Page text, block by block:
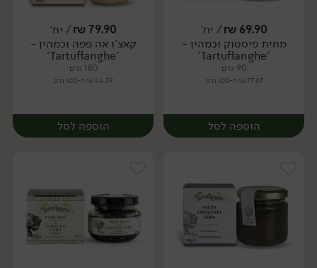
יח׳ יח׳
69.90
₪/ יח׳
מחית פיסטוק וכמהין -
'Tartuflanghe'
90 גרם
77.67 ₪ ל-100 גרם
הוספה לסל
79.90
₪/ יח׳
קאצ'ו אה פפה וכמהין -
'Tartuflanghe'
180 גרם
44.39 ₪ ל-100 גרם
הוספה לסל